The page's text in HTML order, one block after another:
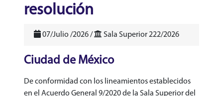
resolución
07/Julio /2026 / Sala Superior 222/2026
Ciudad de México
De conformidad con los lineamientos establecidos
en el Acuerdo General 9/2020 de la Sala Superior del